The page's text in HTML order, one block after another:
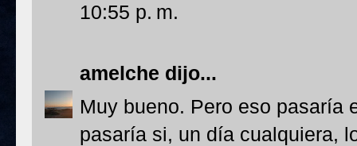
10:55 p. m.
amelche dijo...
Muy bueno. Pero eso pasaría
pasaría si, un día cualquiera,